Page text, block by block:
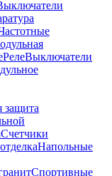
РелеВыключатели
защита
Счетчики
Напольные
Спортивные